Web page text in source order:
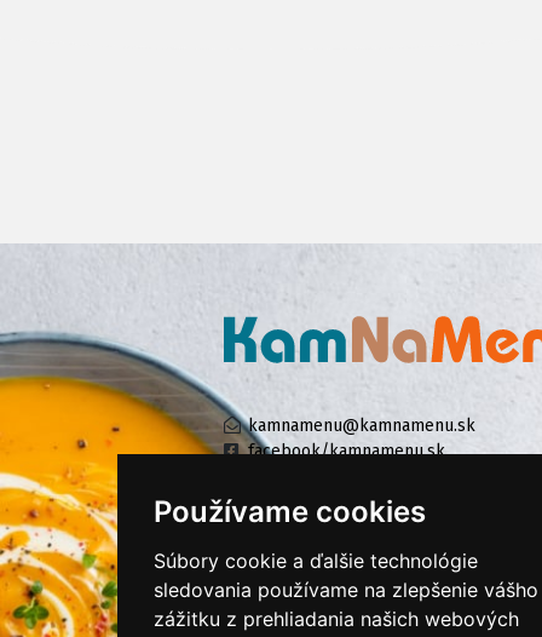
Používame cookies
Súbory cookie a ďalšie technológie
sledovania používame na zlepšenie vášho
zážitku z prehliadania našich webových
kamnamenu@kamnamenu.sk
facebook/kamnamenu.sk
KONTAKTUJTE NÁS